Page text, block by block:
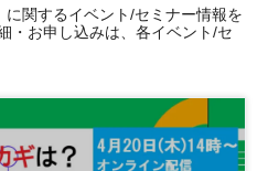
関するイベント/セミナー情報を
・お申し込みは、各イベント/セ